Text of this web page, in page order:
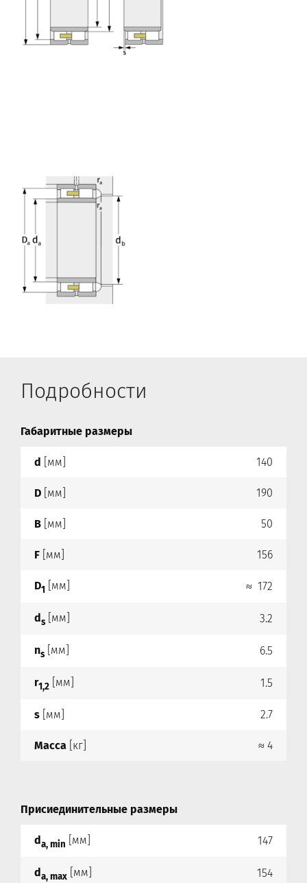
Подробности
Габаритные размеры
d [мм] 140
D [мм] 190
B [мм] 50
F [мм] 156
D1 [мм] ≈ 172
ds [мм] 3.2
ns [мм] 6.5
r1,2 [мм] 1.5
s [мм] 2.7
Масса [кг] ≈ 4
Присиединительные размеры
da, min [мм] 147
da, max [мм] 154